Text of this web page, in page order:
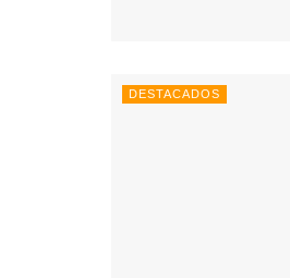
DESTACADOS